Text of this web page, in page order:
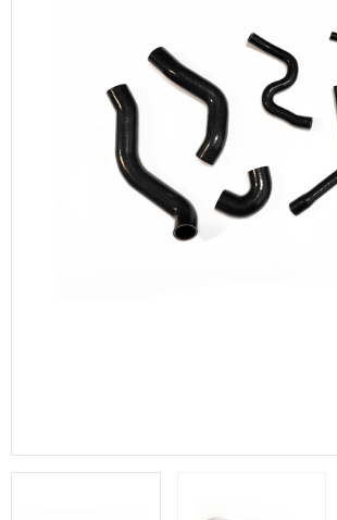
Manguera de vacío
Adaptadores aluminio